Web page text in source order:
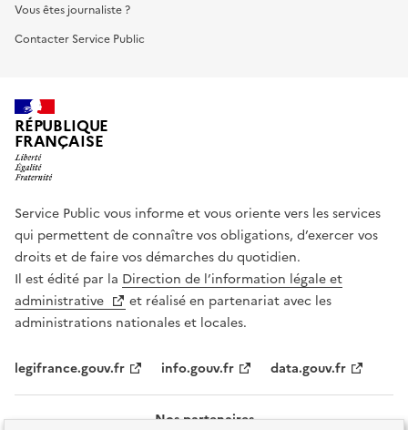
Vous êtes journaliste ?
Contacter Service Public
RÉPUBLIQUE
FRANÇAISE
Service Public vous informe et vous oriente vers les services
qui permettent de connaître vos obligations, d’exercer vos
droits et de faire vos démarches du quotidien.
Il est édité par la Direction de l’information légale et
administrative
et réalisé en partenariat avec les
administrations nationales et locales.
legifrance.gouv.fr info.gouv.fr data.gouv.fr
Nos partenaires